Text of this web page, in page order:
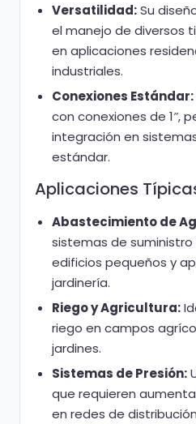
Versatilidad:Su
el manejo de diversos
en aplicaciones
industriales.
Conexiones Estándar:
con conexiones de 1″,
integración en
estándar.
Aplicaciones
Abastecimiento de
sistemas de
edificios pequeños y
jardinería.
Riego y Agricultura:
riego en campos
jardines.
Sistemas de Presión:
que requieren
en redes de